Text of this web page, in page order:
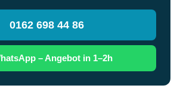
0162 698 44 86
– Angebot in 1–2h